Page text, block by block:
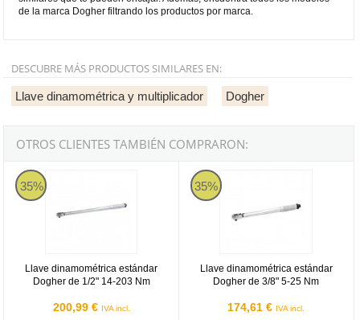
de la marca Dogher filtrando los productos por marca.
DESCUBRE MÁS PRODUCTOS SIMILARES EN:
Llave dinamométrica y multiplicador Dogher
OTROS CLIENTES TAMBIÉN COMPRARON:
35%
Llave dinamométrica estándar
Dogher de 1/2" 14-203 Nm
200,99 € IVA incl.
Llave dinamométrica estándar Dogher de 1/2" 14-203 Nm
35%
Llave dinamométrica estándar
Dogher de 3/8" 5-25 Nm
174,61 € IVA incl.
Llave dinamométrica estándar